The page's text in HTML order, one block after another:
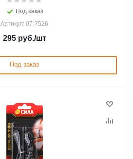
Под заказ
Артикул: 07-7526
295руб./шт
Под заказ